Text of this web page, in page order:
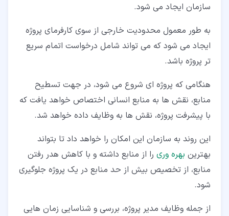
سازمان ایجاد می شود.
به طور معمول محدودیت خارجی از سوی کارفرمای پروژه
ایجاد می شود که می تواند شامل درخواست اتمام سریع
تر پروژه باشد.
هنگامی که پروژه ای شروع می شود، در جهت تسطیح
منابع، نقش ها به منابع انسانی اختصاص خواهد یافت که
با پیشرفت پروژه، نقش ها به وظایف داده خواهد شد.
این روند به سازمان این امکان را خواهد داد تا بتواند
بهترین بهره وری را از منابع داشته و با کاهش هدر رفتن
منابع، از تخصیص بیش از حد منابع در یک پروژه جلوگیری
شود.
از جمله وظایف مدیر پروژه، بررسی و شناسایی زمان هایی